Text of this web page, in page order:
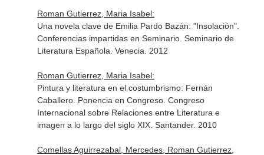
Roman Gutierrez, Maria Isabel:
Una novela clave de Emilia Pardo Bazán: "Insolación".
Conferencias impartidas en Seminario. Seminario de
Literatura Española. Venecia. 2012
Roman Gutierrez, Maria Isabel:
Pintura y literatura en el costumbrismo: Fernán
Caballero. Ponencia en Congreso. Congreso
Internacional sobre Relaciones entre Literatura e
imagen a lo largo del siglo XIX. Santander. 2010
Comellas Aguirrezabal, Mercedes, Roman Gutierrez,